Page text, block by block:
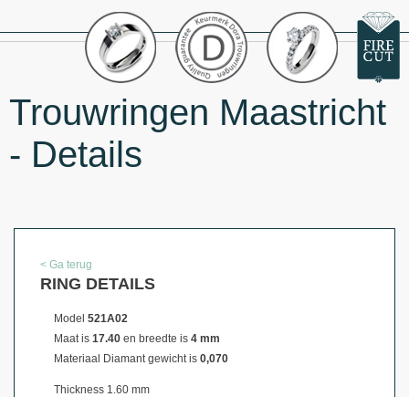
Trouwringen Maastricht
- Details
< Ga terug
RING DETAILS
Model 521A02
Maat is 17.40 en breedte is 4 mm
Materiaal Diamant gewicht is 0,070
Thickness 1.60 mm